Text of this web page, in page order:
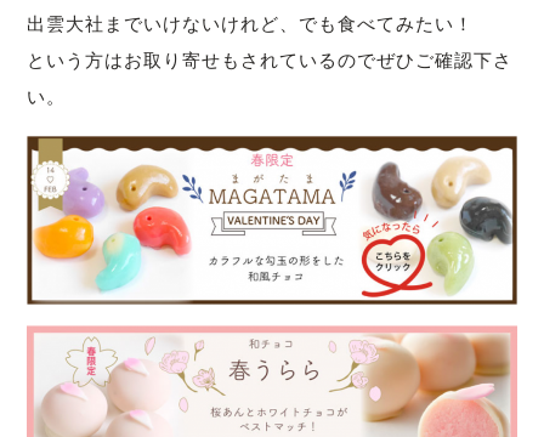
出雲大社までいけないけれど、でも食べてみたい！
という方はお取り寄せもされているのでぜひご確認下さ
い。